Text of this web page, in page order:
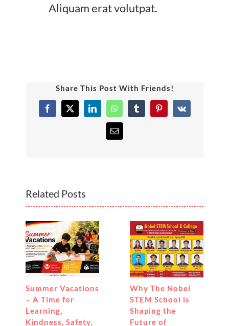
Aliquam erat volutpat.
Share This Post With Friends!
Facebook
X LinkedInWhatsAppTumblrPinterest
Vk
Email
Related Posts
Summer Vacations
– A Time for
Learning,
Kindness, Safety,
Why The Nobel
STEM School is
Shaping the
Future of